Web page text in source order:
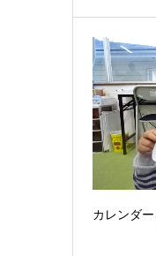
カレンダ